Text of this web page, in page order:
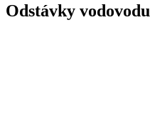
Odstávky vodovodu